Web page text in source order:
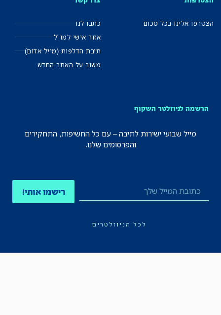
הצטרפו אלינו בכל סכום
כתבו לנו
אזור אישי למו"ל
תיבת הדלפות (מייל אדום)
משוב על האתר החדש
הרשמה לניוזלטר השקוף
מייל שבועי ישירות לתיבה – עם כל החשיפות, התחקירים
והפרסומים שלנו.
רישמו אותי!
לכל הניוזלטרים